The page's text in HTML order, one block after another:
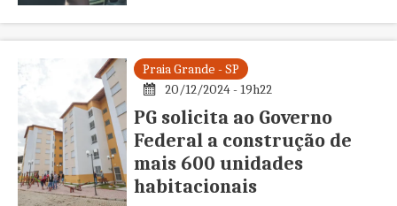
Praia Grande - SP
20/12/2024 - 19h22
PG solicita ao Governo
Federal a construção de
mais 600 unidades
habitacionais